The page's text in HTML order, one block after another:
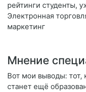
рейтинги студенты,
Электронная
маркетинг
Мнение
Вот мои выводы:
станет ещё